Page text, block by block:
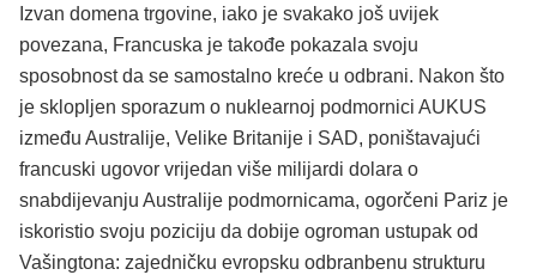
Izvan domena trgovine, iako je svakako još uvijek
povezana, Francuska je takođe pokazala svoju
sposobnost da se samostalno kreće u odbrani. Nakon što
je sklopljen sporazum o nuklearnoj podmornici AUKUS
između Australije, Velike Britanije i SAD, poništavajući
francuski ugovor vrijedan više milijardi dolara o
snabdijevanju Australije podmornicama, ogorčeni Pariz je
iskoristio svoju poziciju da dobije ogroman ustupak od
Vašingtona: zajedničku evropsku odbranbenu strukturu